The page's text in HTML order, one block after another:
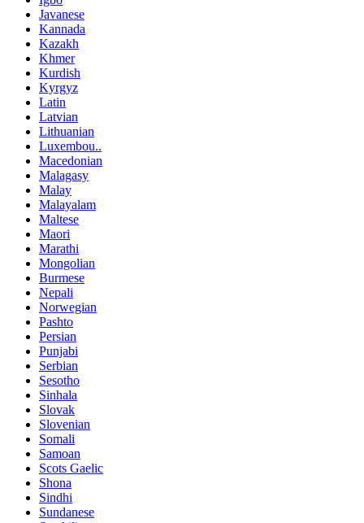
Javanese
Kannada
Kazakh
Khmer
Kurdish
Kyrgyz
Latin
Latvian
Lithuanian
Luxembou..
Macedonian
Malagasy
Malay
Malayalam
Maltese
Maori
Marathi
Mongolian
Burmese
Nepali
Norwegian
Pashto
Persian
Punjabi
Serbian
Sesotho
Sinhala
Slovak
Slovenian
Somali
Samoan
Scots Gaelic
Shona
Sindhi
Sundanese